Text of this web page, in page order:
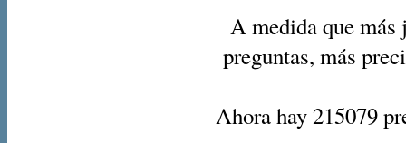
A medida que más
preguntas, más
Ahora hay 215079